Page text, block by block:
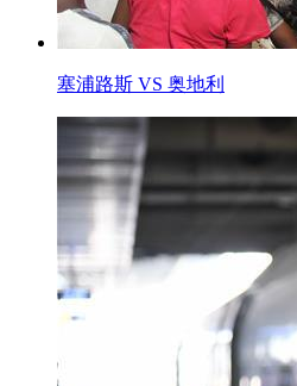
塞浦路斯 VS 奥地利